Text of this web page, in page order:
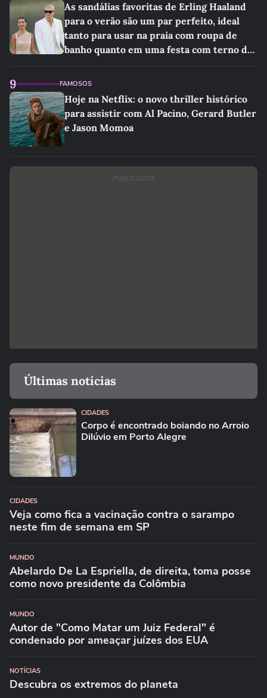
As sandálias favoritas de Erling Haaland
para o verão são um par perfeito, ideal
tanto para usar na praia com roupa de
banho quanto em uma festa com terno de
9 FAMOSOS
Hoje na Netflix: o novo thriller histórico
para assistir com Al Pacino, Gerard Butler
e Jason Momoa
PUBLICIDADE
Últimas notícias
CIDADES
Corpo é encontrado boiando no Arroio
Dilúvio em Porto Alegre
CIDADES
Veja como fica a vacinação contra o sarampo
neste fim de semana em SP
MUNDO
Abelardo De La Espriella, de direita, toma posse
como novo presidente da Colômbia
MUNDO
Autor de "Como Matar um Juiz Federal" é
condenado por ameaçar juízes dos EUA
NOTÍCIAS
Descubra os extremos do planeta